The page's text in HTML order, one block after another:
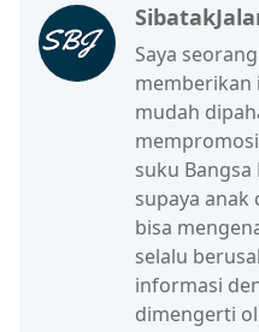
Saya
memberikan
mudah
suku
supaya anak
bisa
selalu
informasi
dimengerti